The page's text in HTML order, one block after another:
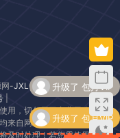
网-JXLOG.COM| 版权所有 |
|
用，切勿用于商业用途，如
来自网络转载，版权归原作
及时处理！若您需使用非免
升级了 包月VIP
升级了 包月VIP